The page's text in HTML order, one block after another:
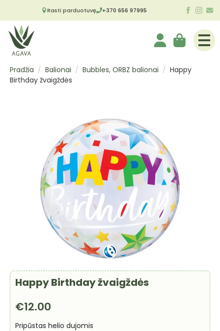
Rasti parduotuvę +370 656 97995
Pradžia Balionai Bubbles, ORBZ balionai
Happy
Birthday žvaigždės
Happy Birthday žvaigždės
€12.00
Pripūstas helio dujomis